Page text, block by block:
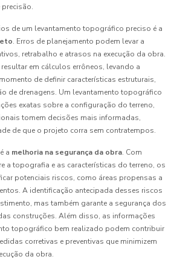
de um levantamento topográfico preciso é a
. Erros de planejamento podem levar a
retrabalho e atrasos na execução da obra.
em cálculos errôneos, levando a
de definir características estruturais,
de drenagens. Um levantamento topográfico
exatas sobre a configuração do terreno,
tomem decisões mais informadas,
de que o projeto corra sem contratempos.
a melhoria na segurança da obra. Com
a topografia e as características do terreno, os
potenciais riscos, como áreas propensas a
A identificação antecipada desses riscos
mas também garante a segurança dos
construções. Além disso, as informações
topográfico bem realizado podem contribuir
corretivas e preventivas que minimizem
da obra.